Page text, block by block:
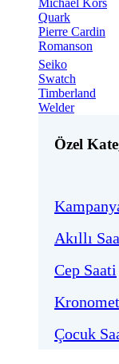
Quark
Pierre Cardin
Romanson
Seiko
Swatch
Timberland
Welder
Özel
Akıllı
Cep Saati
Çocuk